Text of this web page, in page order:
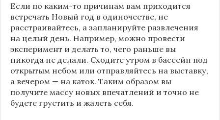
Если по каким-то причинам вам приходится
встречать Новый год в одиночестве, не
расстраивайтесь, а запланируйте развлечения
на целый день. Например, можно провести
эксперимент и делать то, чего раньше вы
никогда не делали. Сходите утром в бассейн под
открытым небом или отправляйтесь на выставку,
а вечером — на каток. Таким образом вы
получите массу новых впечатлений и точно не
будете грустить и жалеть себя.